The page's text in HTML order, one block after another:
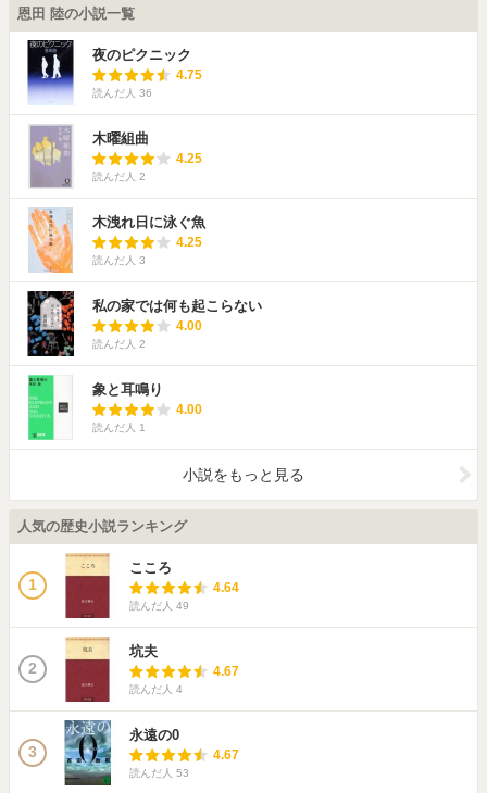
恩田 陸の小説一覧
夜のピクニック
4.75
読んだ人 36
木曜組曲
4.25
読んだ人 2
木洩れ日に泳ぐ魚
4.25
読んだ人 3
私の家では何も起こらない
4.00
読んだ人 2
象と耳鳴り
4.00
読んだ人 1
小説をもっと見る
人気の歴史小説ランキング
1
こころ
4.64
読んだ人 49
2
坑夫
4.67
読んだ人 4
3
永遠の0
4.67
読んだ人 53